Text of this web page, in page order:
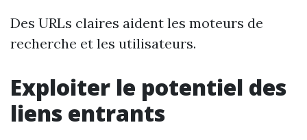
Des URLs claires aident les moteurs de
recherche et les utilisateurs.
Exploiter le potentiel des
liens entrants